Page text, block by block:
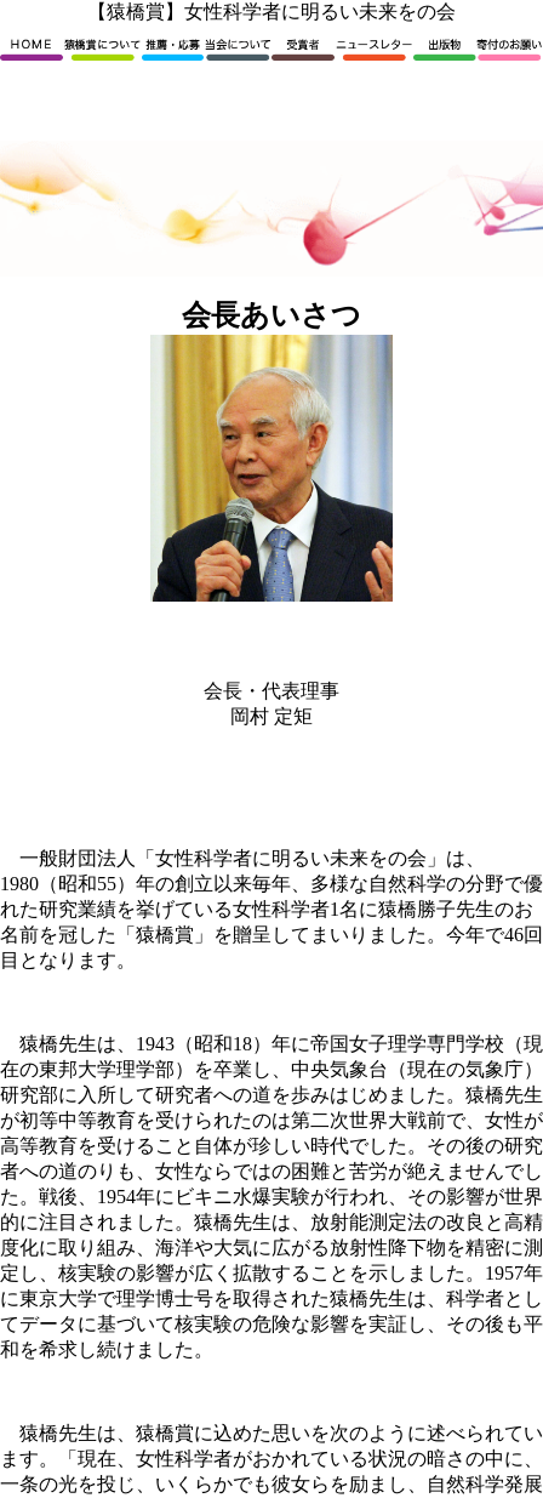
容
を
プ
【猿橋賞】女性科学者に明るい未来をの会
会長あいさつ
会長・代表理事
岡村 定矩
一般財団法人「女性科学者に明るい未来をの会」は、
1980（昭和55）年の創立以来毎年、多様な自然科学の分野で優
れた研究業績を挙げている女性科学者1名に猿橋勝子先生のお
名前を冠した「猿橋賞」を贈呈してまいりました。今年で46回
目となります。
猿橋先生は、1943（昭和18）年に帝国女子理学専門学校（現
在の東邦大学理学部）を卒業し、中央気象台（現在の気象庁）
研究部に入所して研究者への道を歩みはじめました。猿橋先生
が初等中等教育を受けられたのは第二次世界大戦前で、女性が
高等教育を受けること自体が珍しい時代でした。その後の研究
者への道のりも、女性ならではの困難と苦労が絶えませんでし
た。戦後、1954年にビキニ水爆実験が行われ、その影響が世界
的に注目されました。猿橋先生は、放射能測定法の改良と高精
度化に取り組み、海洋や大気に広がる放射性降下物を精密に測
定し、核実験の影響が広く拡散することを示しました。1957年
に東京大学で理学博士号を取得された猿橋先生は、科学者とし
てデータに基づいて核実験の危険な影響を実証し、その後も平
和を希求し続けました。
猿橋先生は、猿橋賞に込めた思いを次のように述べられてい
ます。「現在、女性科学者がおかれている状況の暗さの中に、
一条の光を投じ、いくらかでも彼女らを励まし、自然科学発展